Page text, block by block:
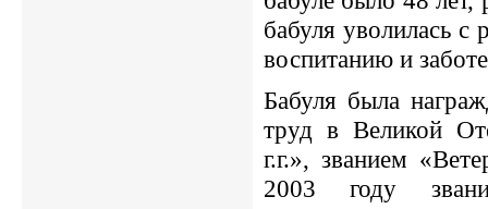
бабуля уволилась с
воспитанию и
Бабуля была
труд в Великой
г.г.», званием
2003 году